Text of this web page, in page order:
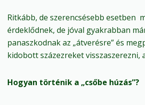
Ritkább, de szerencsésebb esetben
érdeklődnek, de jóval gyakrabban
panaszkodnak az „átverésre” és
kidobott százezreket visszaszerezni,
Hogyan történik a „csőbe húzás”?